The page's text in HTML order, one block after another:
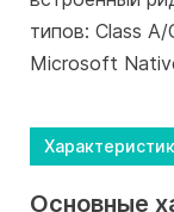
типов: Class
Microsoft
Основные